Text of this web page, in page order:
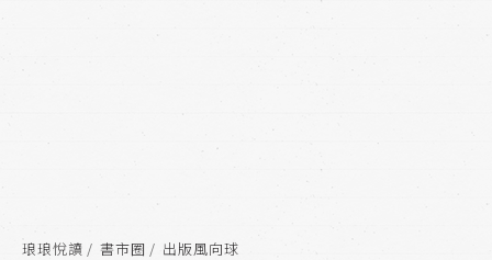
琅琅悅讀 書市圈 出版風向球